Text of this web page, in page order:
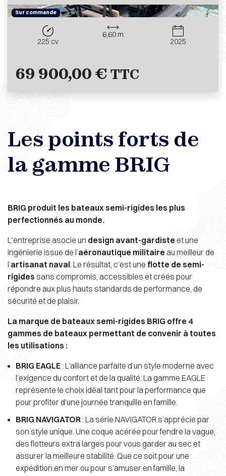
Sur commande
225 cv
6,60 m
2025
69 900,00 € TTC
Les points forts de
la gamme BRIG
BRIG produit les bateaux semi-rigides les plus
perfectionnés au monde.
L'entreprise asocie un design avant-gardiste et une
ingénierie issue de l’aéronautique militaire au meilleur de
l’artisanat naval. Le résultat, c’est une flotte de semi-
rigides sans compromis, accessibles et créés pour
répondre aux plus hauts standards de performance, de
sécurité et de plaisir.
La marque de bateaux semi-rigides BRIG offre 4
gammes de bateaux permettant de convenir à toutes
les utilisations :
BRIG EAGLE: L’alliance parfaite d’un style moderne avec
l’exigence du confort et de la qualité. La gamme EAGLE
représente le choix idéal tant pour la performance que
pour profiter d’une journée tranquille en famille.
BRIG NAVIGATOR: La série NAVIGATOR s’apprécie par
son style unique. Une coque acérée pour fendre la vague,
des flotteurs extra larges pour vous garder au sec et
assurer la meilleure stabilité. Que ce soit pour une
expédition en mer ou pour s’amuser en famille, la